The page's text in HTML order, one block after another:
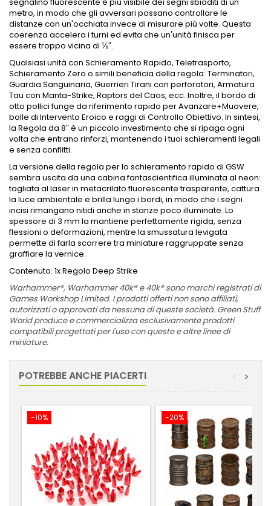
metro, in modo che gli avversari possano controllare le
distanze con un'occhiata invece di misurare più volte. Questa
coerenza accelera i turni ed evita che un'unità finisca per
essere troppo vicina di ⅛″.
Qualsiasi unità con Schieramento Rapido, Teletrasporto,
Schieramento Zero o simili beneficia della regola: Terminatori,
Guardia Sanguinaria, Guerrieri Tirani con perforatori, Armatura
Tau con Manta-Strike, Raptors del Caos, ecc. Inoltre, il bordo di
otto pollici funge da riferimento rapido per Avanzare+Muovere,
bolle di Intervento Eroico e raggi di Controllo Obiettivo. In sintesi,
la Regola da 8″ è un piccolo investimento che si ripaga ogni
volta che entrano rinforzi, mantenendo i tuoi schieramenti legali
e senza conflitti.
La versione della regola per lo schieramento rapido di GSW
sembra uscita da una cabina fantascientifica illuminata al neon:
tagliata al laser in metacrilato fluorescente trasparente, cattura
la luce ambientale e brilla lungo i bordi, in modo che i segni
incisi rimangano nitidi anche in stanze poco illuminate. Lo
spessore di 3 mm la mantiene perfettamente rigida, senza
flessioni o deformazioni, mentre la smussatura levigata
permette di farla scorrere tra miniature raggruppate senza
graffiare la vernice.
Contenuto: 1x Regolo Deep Strike
Warhammer®, Warhammer 40k® e 40k® sono marchi registrati di
Games Workshop Limited. I prodotti offerti non sono affiliati,
autorizzati o approvati da nessuna di queste società. Green Stuff
World produce e commercializza esclusivamente prodotti
compatibili progettati per l'uso con queste e altre linee di
miniature.
POTREBBE ANCHE PIACERTI >
<
-10% -20%